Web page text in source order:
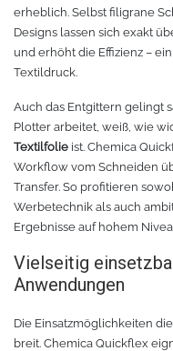
erheblich. Selbst filigrane
Designs lassen sich exakt
und erhöht die Effizienz –
Textildruck.
Auch das Entgittern gelingt
Plotter arbeitet, weiß, wie
Textilfolie ist. Chemica
Workflow vom Schneiden
Transfer. So profitieren
Werbetechnik als auch
Ergebnisse auf hohem
Vielseitig
Anwendungen
Die Einsatzmöglichkeiten
breit. Chemica Quickflex